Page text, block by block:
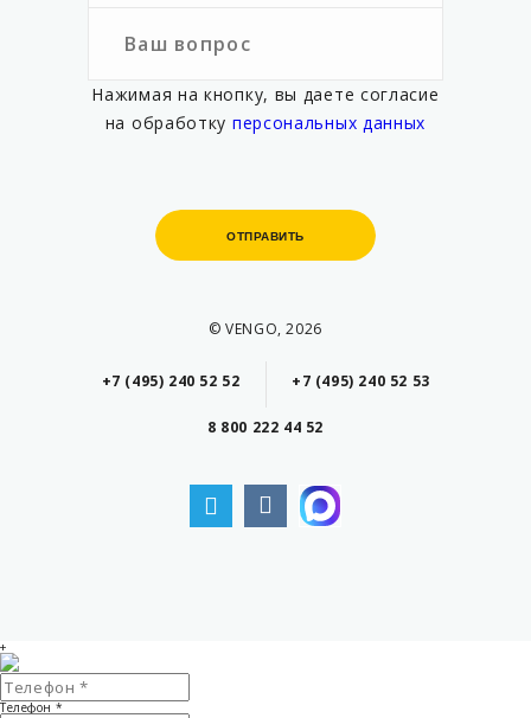
Нажимая на кнопку, вы даете согласие
на обработку персональных данных
ОТПРАВИТЬ
ОТПРАВИТЬ
© VENGO, 2026
+7 (495) 240 52 52 +7 (495) 240 52 53
8 800 222 44 52
+
Телефон *